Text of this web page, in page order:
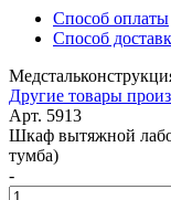
Способ оплаты
Способ
Другие товары
Арт. 5913
Шкаф вытяжной
тумба)
-